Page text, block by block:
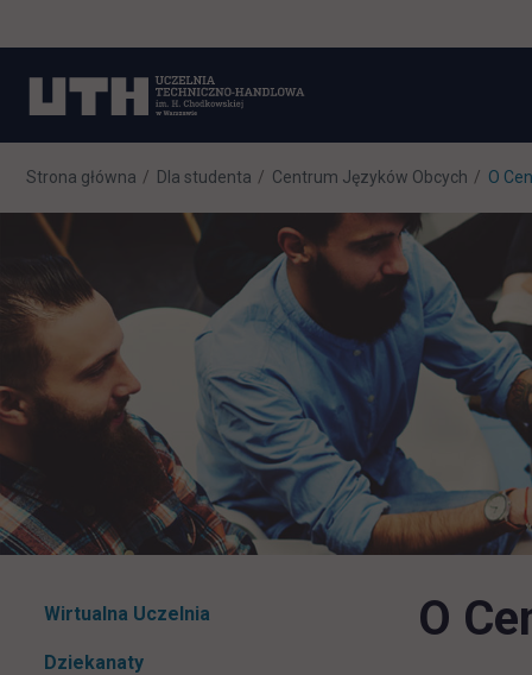
Strona główna Dla studenta Centrum Języków Obcych O
Pomiń
Wirtualna Uczelnia
Dziekanaty
O